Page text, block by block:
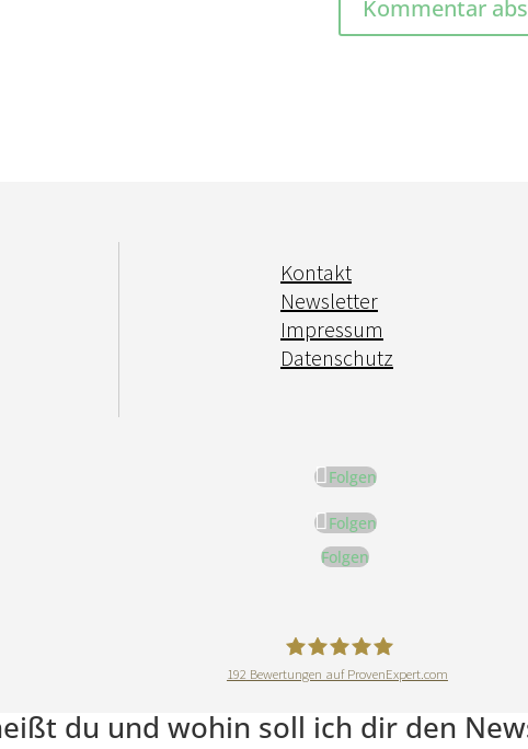
Kontakt
Newsletter
Impressum
Datenschutz
Folgen
Folgen
Folgen
DeineErnährungAkademie
192 Bewertungen auf ProvenExpert.com
du und wohin soll ich dir den